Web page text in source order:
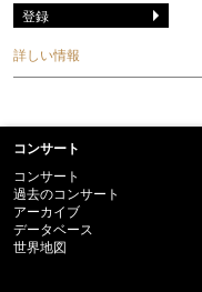
詳しい情報
コンサート
コンサート
過去のコンサート
アーカイブ
データベース
世界地図